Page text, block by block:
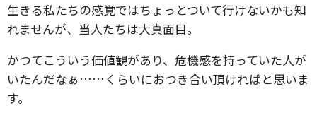
生きる私たちの感覚ではちょっとついて行けないかも知
れませんが、当人たちは大真面目。
かつてこういう価値観があり、危機感を持っていた人が
いたんだなぁ……くらいにおつき合い頂ければと思いま
す。